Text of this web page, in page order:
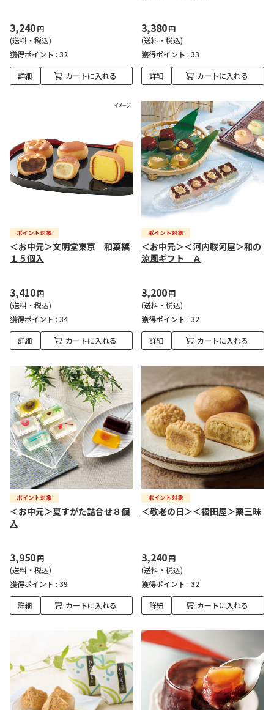
3,240円
(送料・税込)
獲得ポイント : 32
詳細 カートに入れる
3,380円
(送料・税込)
獲得ポイント : 33
詳細 カートに入れる
＜お中元＞文明堂東京 和菓撰
１５個入
3,410円
(送料・税込)
獲得ポイント : 34
詳細 カートに入れる
＜お中元＞＜河内駿河屋＞和の
涼風ギフト Ａ
3,200円
(送料・税込)
獲得ポイント : 32
詳細 カートに入れる
＜お中元＞夏すがた詰合せ８個
入
3,950円
(送料・税込)
獲得ポイント : 39
詳細 カートに入れる
＜敬老の日＞＜福田屋＞栗三昧
3,240円
(送料・税込)
獲得ポイント : 32
詳細 カートに入れる